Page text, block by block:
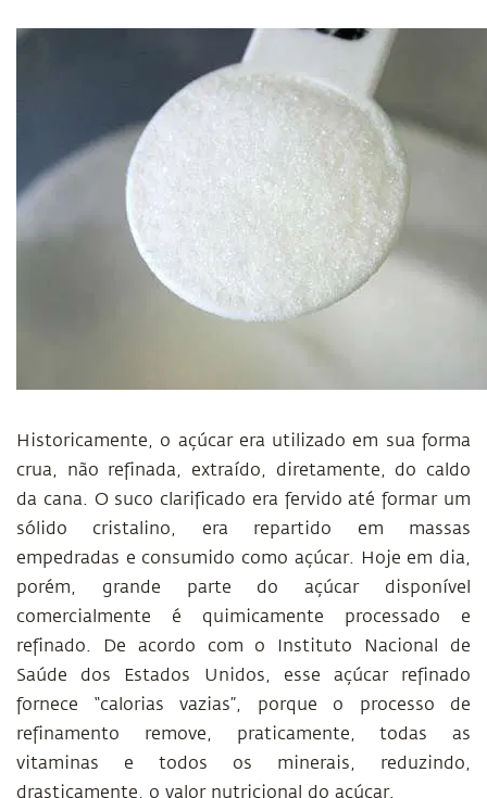
Historicamente, o açúcar era utilizado em sua forma
crua, não refinada, extraído, diretamente, do caldo
da cana. O suco clarificado era fervido até formar um
sólido cristalino, era repartido em massas
empedradas e consumido como açúcar. Hoje em dia,
porém, grande parte do açúcar disponível
comercialmente é quimicamente processado e
refinado. De acordo com o Instituto Nacional de
Saúde dos Estados Unidos, esse açúcar refinado
fornece “calorias vazias”, porque o processo de
refinamento remove, praticamente, todas as
vitaminas e todos os minerais, reduzindo,
drasticamente, o valor nutricional do açúcar.